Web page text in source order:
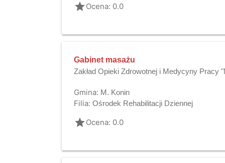
gradeOcena: 0.0
Gabinet masażu
Zakład Opieki Zdrowotnej i Medycyny Pracy
Gmina: M. Konin
Filia: Ośrodek Rehabilitacji Dziennej
gradeOcena: 0.0